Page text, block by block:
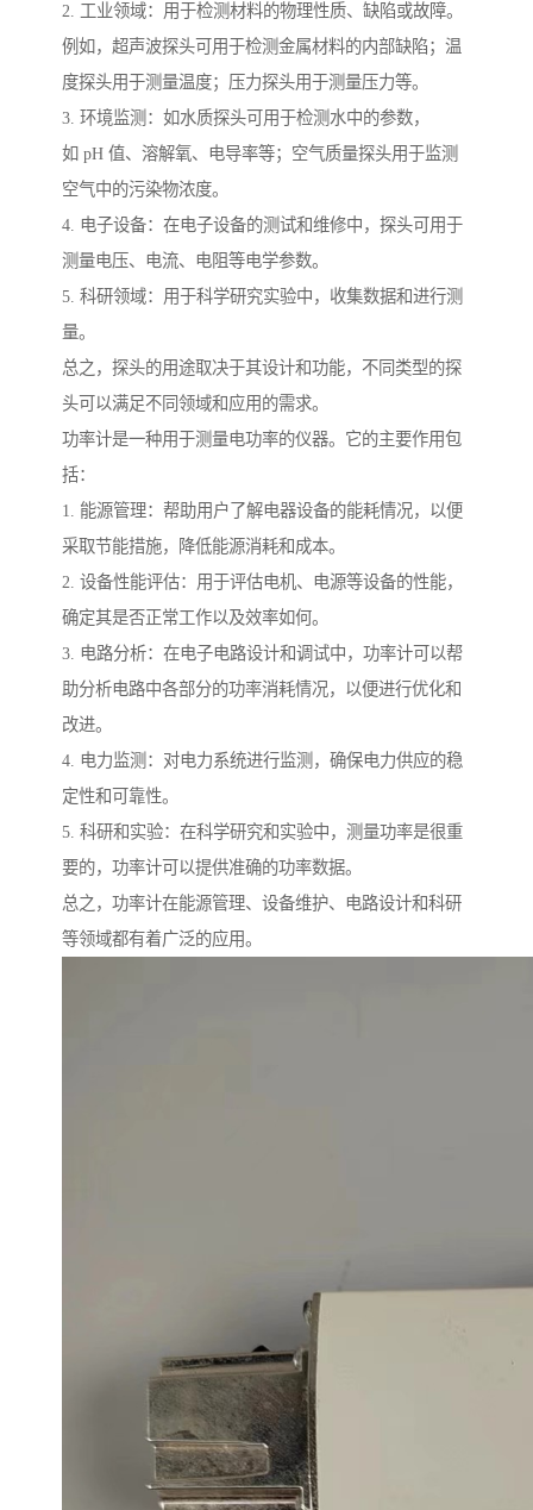
2. 工业领域：用于检测材料的物理性质、缺陷或故障。
例如，超声波探头可用于检测金属材料的内部缺陷；温
度探头用于测量温度；压力探头用于测量压力等。
3. 环境监测：如水质探头可用于检测水中的参数，
如 pH 值、溶解氧、电导率等；空气质量探头用于监测
空气中的污染物浓度。
4. 电子设备：在电子设备的测试和维修中，探头可用于
测量电压、电流、电阻等电学参数。
5. 科研领域：用于科学研究实验中，收集数据和进行测
量。
总之，探头的用途取决于其设计和功能，不同类型的探
头可以满足不同领域和应用的需求。
功率计是一种用于测量电功率的仪器。它的主要作用包
括：
1. 能源管理：帮助用户了解电器设备的能耗情况，以便
采取节能措施，降低能源消耗和成本。
2. 设备性能评估：用于评估电机、电源等设备的性能，
确定其是否正常工作以及效率如何。
3. 电路分析：在电子电路设计和调试中，功率计可以帮
助分析电路中各部分的功率消耗情况，以便进行优化和
改进。
4. 电力监测：对电力系统进行监测，确保电力供应的稳
定性和可靠性。
5. 科研和实验：在科学研究和实验中，测量功率是很重
要的，功率计可以提供准确的功率数据。
总之，功率计在能源管理、设备维护、电路设计和科研
等领域都有着广泛的应用。